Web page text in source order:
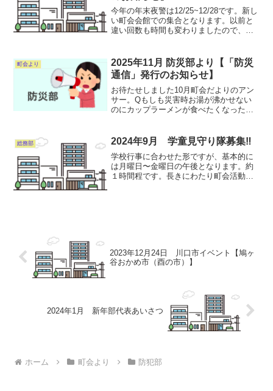
今年の年末夜警は12/25~12/28です。新し
い町会会館での集合となります。以前と
違い回数も時間も変わりましたので、戸
で、よろしくお願い致します。
町会より
2025年11月 防災部より【「防災
通信」発行のお知らせ】
お待たせしました10月町会だよりのアン
サー。Qもしも災害時お湯が沸かせない
のにカップラーメンが食べたくなった
ます。火の用心！訓練参加いただいた方
ありがとうございました。...
総務部 2024年9月 学童見守り隊募集‼︎
学校行事に合わせた形ですが、基本的に
は月曜日〜金曜日の午後となります。約
１時間程です。長きにわたり町会活動の
2023年12月24日 川口市イベント【鳩ヶ
谷おかめ市（酉の市）】
2024年1月 新年部代表あいさつ
ホーム 町会より 防犯部